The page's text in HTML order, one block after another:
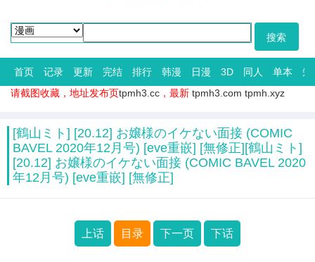
首页 记录 更新 完结 排行 韩漫 日漫 3D 同人 单本
短
请截图收藏，地址发布页tpmh3.cc ，最新 tpmh3.com tpmh.xyz
[鶴山ミト] [20.12] お嬢様のイケない面接 (COMIC
BAVEL 2020年12月号) [eve重嵌] [無修正][鶴山ミト]
[20.12] お嬢様のイケない面接 (COMIC BAVEL 2020
年12月号) [eve重嵌] [無修正]
上话 目录 下一页 下话